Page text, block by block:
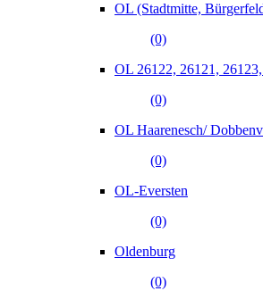
OL (Stadtmitte,
(0)
OL 26122, 26121,
(0)
OL Haarenesch/
(0)
OL-Eversten
(0)
Oldenburg
(0)